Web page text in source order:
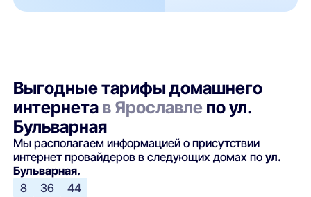
Выгодные тарифы домашнего
интернета в Ярославле по ул.
Бульварная
Мы располагаем информацией о присутствии
интернет провайдеров в следующих домах поул.
Бульварная.
8
36
44